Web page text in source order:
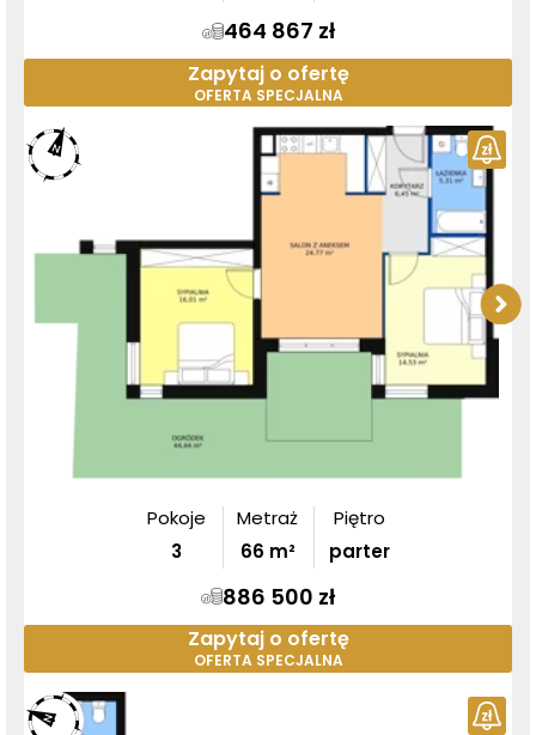
464 867 zł
Zapytaj o ofertę
OFERTA SPECJALNA
Pokoje
3
Metraż
66 m²
Piętro
parter
886 500 zł
Zapytaj o ofertę
OFERTA SPECJALNA